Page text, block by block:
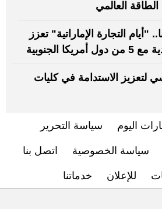
العالمي
"أيام التجارة الإماراتية" تعزز
الجنوبية
لتعزيز الاستدامة في كليات
اليوم سياسة التحرير
سياسة الخصوصية اتصل بنا
للإعلان خدماتنا